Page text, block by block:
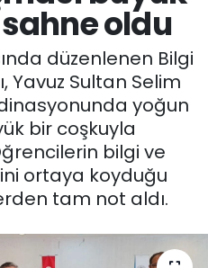
oldu
düzenlenen Bilgi
Yavuz Sultan Selim
yoğun
bir coşkuyla
bilgi ve
ortaya koyduğu
tam not aldı.
ve Fikstür